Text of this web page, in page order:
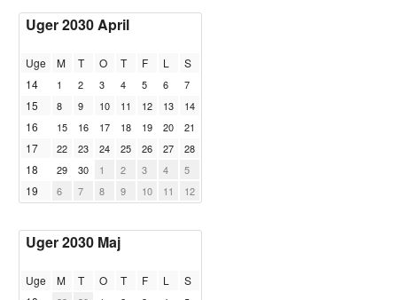
Uger 2030 April
Uge M T O T F L
S
14
1 2 3 4 5 6 7
15 8 9 10 11 12 13 14
16 15 16 17 18 19 20 21
17 22 23 24 25 26 27 28
18 29 30 1 2 3 4 5
19 6 7 8 9 10 11 12
Uger 2030 Maj
Uge M T O T F L
S